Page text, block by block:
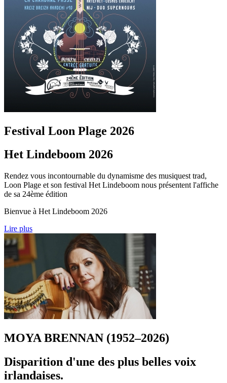
Festival Loon Plage 2026
Het Lindeboom 2026
Rendez vous incontournable du dynamisme des musiquest trad,
Loon Plage et son festival Het Lindeboom nous présentent l'affiche
de sa 24ème édition
Bienvue à Het Lindeboom 2026
Lire plus
MOYA BRENNAN (1952–2026)
Disparition d'une des plus belles voix
irlandaises.